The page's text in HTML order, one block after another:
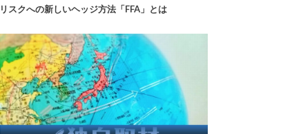
リスクへの新しいヘッジ方法「FFA」とは